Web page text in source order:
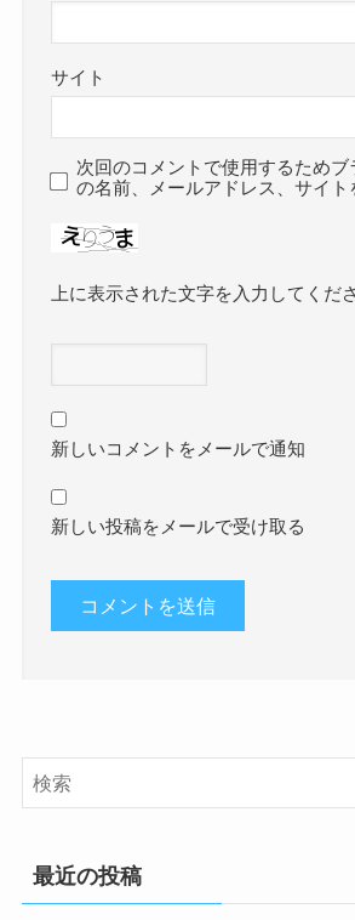
サイト
次回のコメントで使用するためブ
の名前、メールアドレス、サイト
上に表示された文字を入力してくださ
新しいコメントをメールで通知
新しい投稿をメールで受け取る
最近の投稿